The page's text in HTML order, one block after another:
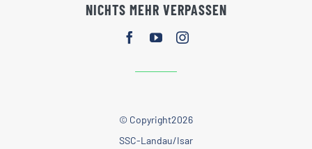
NICHTS MEHR VERPASSEN
© Copyright2026
SSC-Landau/Isar